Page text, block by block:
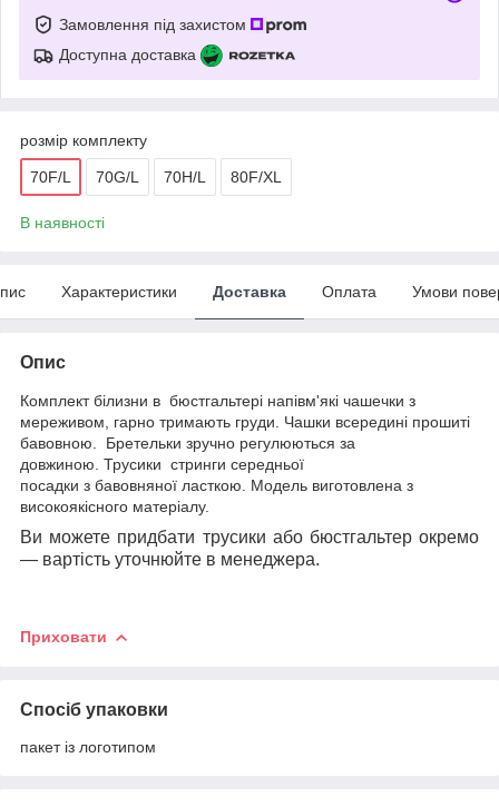
Замовлення під захистом
Доступна доставка
розмір комплекту
70F/L 70G/L 70H/L 80F/XL
В наявності
Характеристики Доставка Оплата Умови
Опис
Комплект білизни в бюстгальтері напівм'які чашечки з
мереживом, гарно тримають груди. Чашки всередині прошиті
бавовною. Бретельки зручно регулюються за
довжиною. Трусики стринги середньої
посадки з бавовняної ласткою. Модель виготовлена з
високоякісного матеріалу.
Ви можете придбати трусики або бюстгальтер окремо
— вартість уточнюйте в менеджера.
Приховати
Спосіб упаковки
пакет із логотипом